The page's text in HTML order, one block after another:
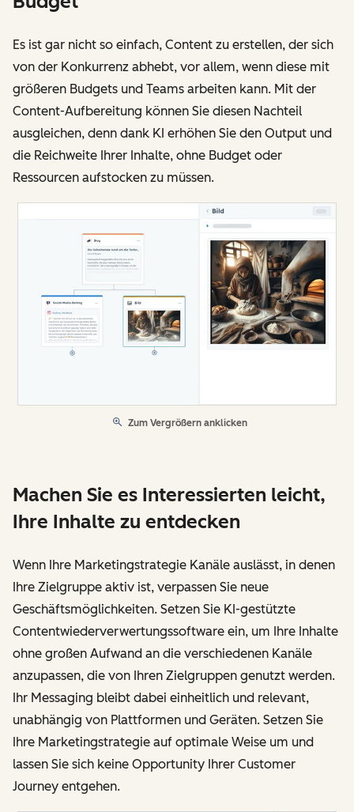
Es ist gar nicht so einfach, Content zu erstellen, der sich
von der Konkurrenz abhebt, vor allem, wenn diese mit
größeren Budgets und Teams arbeiten kann. Mit der
Content-Aufbereitung können Sie diesen Nachteil
ausgleichen, denn dank KI erhöhen Sie den Output und
die Reichweite Ihrer Inhalte, ohne Budget oder
Ressourcen aufstocken zu müssen.
Zum Vergrößern anklicken
Machen Sie es Interessierten leicht,
Ihre Inhalte zu entdecken
Wenn Ihre Marketingstrategie Kanäle auslässt, in denen
Ihre Zielgruppe aktiv ist, verpassen Sie neue
Geschäftsmöglichkeiten. Setzen Sie KI-gestützte
Contentwiederverwertungssoftware ein, um Ihre Inhalte
ohne großen Aufwand an die verschiedenen Kanäle
anzupassen, die von Ihren Zielgruppen genutzt werden.
Ihr Messaging bleibt dabei einheitlich und relevant,
unabhängig von Plattformen und Geräten. Setzen Sie
Ihre Marketingstrategie auf optimale Weise um und
lassen Sie sich keine Opportunity Ihrer Customer
Journey entgehen.